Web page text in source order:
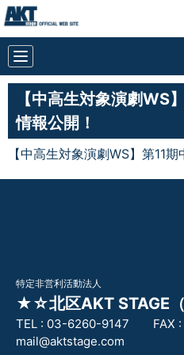
【中高生対象演劇WS
情報公開！
【中高生対象演劇WS】第11
特定非営利活動法人
★☆北区AKT STAGE（
TEL : 03-6260-9147 FAX :
mail@aktstage.com